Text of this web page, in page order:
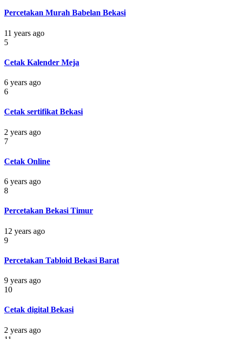
Percetakan Murah Babelan Bekasi
11 years ago
5
Cetak Kalender Meja
6 years ago
6
Cetak sertifikat Bekasi
2 years ago
7
Cetak Online
6 years ago
8
Percetakan Bekasi Timur
12 years ago
9
Percetakan Tabloid Bekasi Barat
9 years ago
10
Cetak digital Bekasi
2 years ago